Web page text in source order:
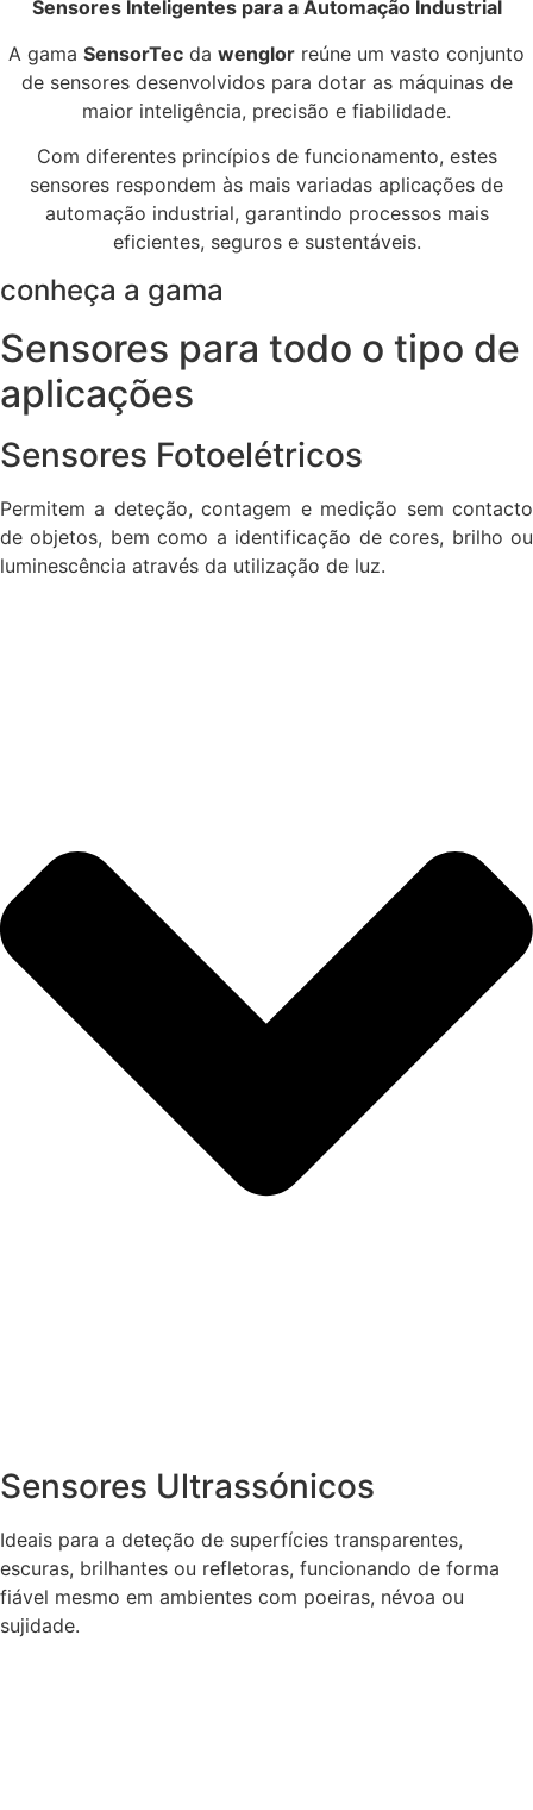
Sensores Inteligentes para a Automação Industrial
A gama SensorTec da wenglor reúne um vasto conjunto
de sensores desenvolvidos para dotar as máquinas de
maior inteligência, precisão e fiabilidade.
Com diferentes princípios de funcionamento, estes
sensores respondem às mais variadas aplicações de
automação industrial, garantindo processos mais
eficientes, seguros e sustentáveis.
conheça a gama
Sensores para todo o tipo de
aplicações
Sensores Fotoelétricos
Permitem a deteção, contagem e medição sem contacto
de objetos, bem como a identificação de cores, brilho ou
luminescência através da utilização de luz.
Sensores Ultrassónicos
Ideais para a deteção de superfícies transparentes,
escuras, brilhantes ou refletoras, funcionando de forma
fiável mesmo em ambientes com poeiras, névoa ou
sujidade.